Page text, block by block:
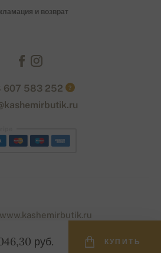
руб. КУПИТЬ
и возврат
607 583 252 ?
bynaum. | Powered by Simplia.cz